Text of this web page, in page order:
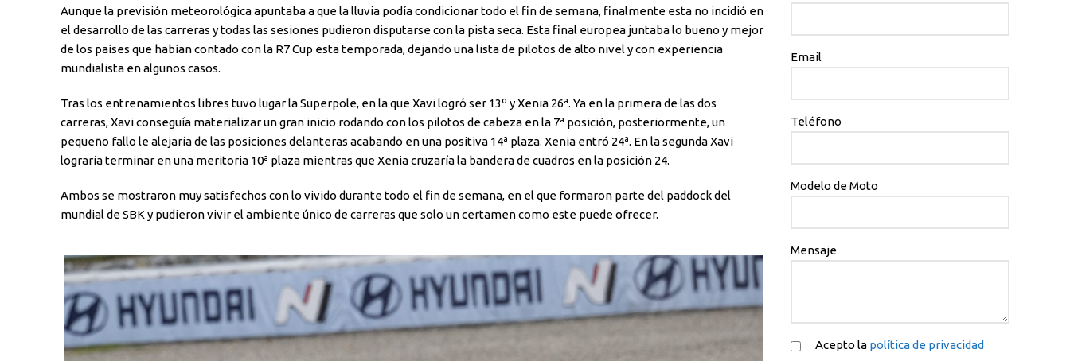
Aunque la previsión meteorológica apuntaba a que la lluvia podía condicionar todo el fin de semana, finalmente esta no incidió en
el desarrollo de las carreras y todas las sesiones pudieron disputarse con la pista seca. Esta final europea juntaba lo bueno y mejor
de los países que habían contado con la R7 Cup esta temporada, dejando una lista de pilotos de alto nivel y con experiencia
mundialista en algunos casos.
Tras los entrenamientos libres tuvo lugar la Superpole, en la que Xavi logró ser 13º y Xenia 26ª. Ya en la primera de las dos
carreras, Xavi conseguía materializar un gran inicio rodando con los pilotos de cabeza en la 7ª posición, posteriormente, un
pequeño fallo le alejaría de las posiciones delanteras acabando en una positiva 14ª plaza. Xenia entró 24ª. En la segunda Xavi
lograría terminar en una meritoria 10ª plaza mientras que Xenia cruzaría la bandera de cuadros en la posición 24.
Ambos se mostraron muy satisfechos con lo vivido durante todo el fin de semana, en el que formaron parte del paddock del
mundial de SBK y pudieron vivir el ambiente único de carreras que solo un certamen como este puede ofrecer.
Email
Teléfono
Modelo de Moto
Mensaje
Acepto la política de privacidad